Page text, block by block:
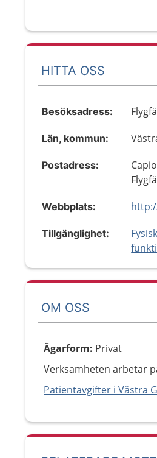
HITTA OSS
Besöksadress:
Län, kommun:
Postadress:
Webbplats:
Tillgänglighet:
OM OSS
Ägarform: Privat
Verksamheten arbetar
Patientavgifter i Västra